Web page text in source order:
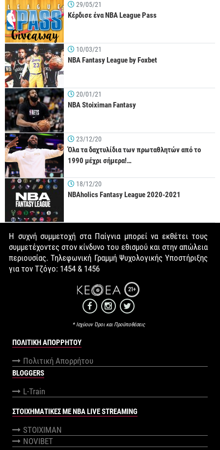
29/05/21
Κέρδισε ένα NBA League Pass
10/03/21
NBA Fantasy League by Foxbet
20/01/21
NBA Stoiximan Fantasy
23/12/20
Όλα τα δαχτυλίδια των πρωταθλητών από το
1990 μέχρι σήμερα!…
18/12/20
NBAholics Fantasy League 2020-2021
Η συχνή συμμετοχή στα Παίγνια μπορεί να εκθέτει τους
συμμετέχοντες στον κίνδυνο του εθισμού και στην απώλεια
περιουσίας. Τηλεφωνική Γραμμή Ψυχολογικής Υποστήριξης
για τον Τζόγο: 1454 & 1456
21+
* Ισχύουν Όροι και Προϋποθέσεις
ΠΟΛΙΤΙΚΉ ΑΠΟΡΡΉΤΟΥ
Πολιτική Απορρήτου
BLOGGERS
L-Train
ΣΤΟΙΧΗΜΑΤΙΚΕΣ ΜΕ NBA LIVE STREAMING
STOIXIMAN
NOVIBET